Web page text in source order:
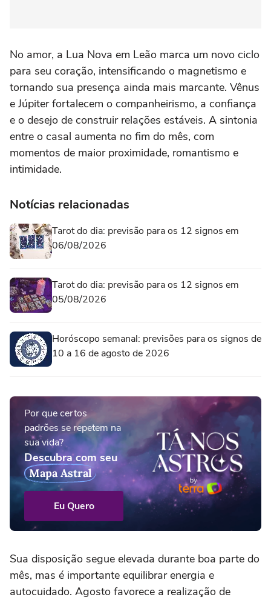
No amor, a Lua Nova em Leão marca um novo ciclo
para seu coração, intensificando o magnetismo e
tornando sua presença ainda mais marcante. Vênus
e Júpiter fortalecem o companheirismo, a confiança
e o desejo de construir relações estáveis. A sintonia
entre o casal aumenta no fim do mês, com
momentos de maior proximidade, romantismo e
intimidade.
Notícias relacionadas
Tarot do dia: previsão para os 12 signos em
06/08/2026
Tarot do dia: previsão para os 12 signos em
05/08/2026
Horóscopo semanal: previsões para os signos de
10 a 16 de agosto de 2026
Por que certos
padrões se repetem na
sua vida?
Descubra com seu
Mapa Astral
Eu Quero
Sua disposição segue elevada durante boa parte do
mês, mas é importante equilibrar energia e
autocuidado. Agosto favorece a realização de